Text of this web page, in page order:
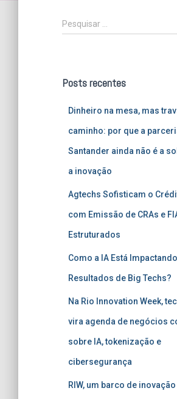
P
e
i
Pesquisar …
Posts recentes
Dinheiro na mesa, mas
caminho: por que a
Santander ainda não é a
a inovação
Agtechs Sofisticam o
com Emissão de CRAs e
Estruturados
Como a IA Está
Resultados de Big Techs?
Na Rio Innovation Week,
vira agenda de negócios
sobre IA, tokenização e
cibersegurança
RIW, um barco de